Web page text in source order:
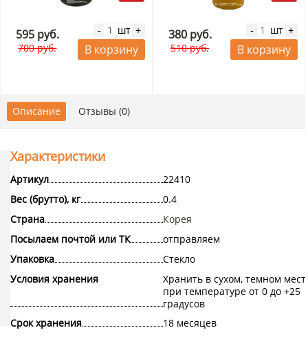
595 руб.
700 руб.
- шт +
В корзину
380 руб.
510 руб.
- шт +
В корзину
Описание Отзывы (0)
Характеристики
Артикул
22410
Вес (брутто), кг
0.4
Страна
Корея
Посылаем почтой или ТК
отправляем
Упаковка
Стекло
Условия хранения
Хранить в сухом, темном
при температуре от 0 до +25
градусов
Срок хранения
18 месяцев